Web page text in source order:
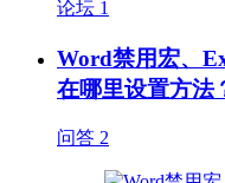
论坛 1
Word禁用宏、
在哪里设置方法
问答 2